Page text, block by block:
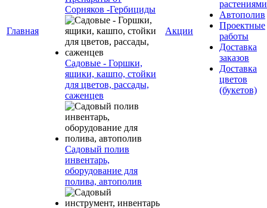
Главная
Сорняков -Гербициды
Садовые - Горшки,
ящики, кашпо, стойки
для цветов, рассады,
саженцев
Садовый полив
инвентарь,
оборудование для
полива, автополив
Акции
растениями
Автополив
Проектные
работы
Доставка
заказов
Доставка
цветов
(букетов)